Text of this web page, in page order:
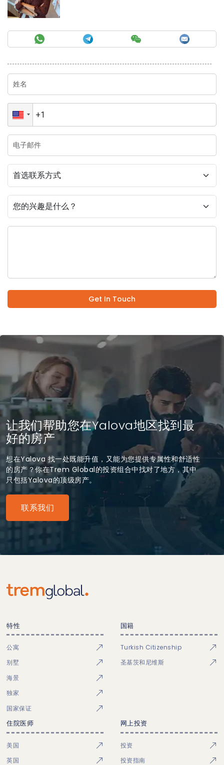
Get In Touch
让我们帮助您在Yalova地区找到最
好的房产
想在Yalova 找一处既能升值，又能为您提供专属性和舒适性
的房产？你在Trem Global的投资组合中找对了地方，其中
只包括Yalova的顶级房产。
联系我们
特性
公寓
别墅
海景
独家
国家保证
国籍
Turkish Citizenship
圣基茨和尼维斯
住院医师
美国
英国
网上投资
投资
投资指南